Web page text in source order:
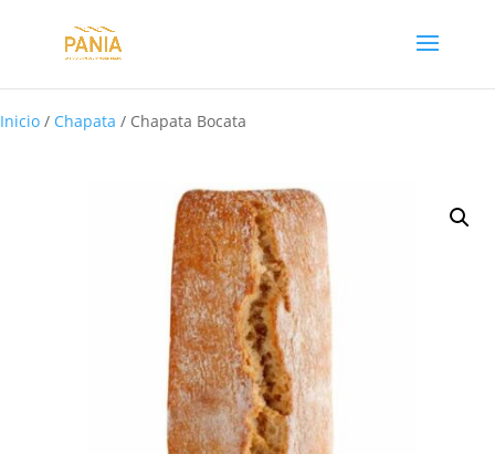
Inicio / Chapata / Chapata Bocata